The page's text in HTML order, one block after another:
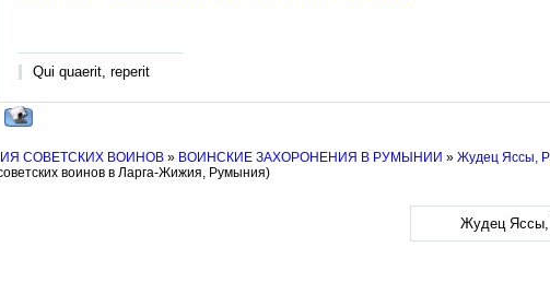
Qui quaerit, reperit
СОВЕТСКИХ ВОИНОВ » ВОИНСКИЕ ЗАХОРОНЕНИЯ В РУМЫНИИ » Жудец Яссы,
воинов в Ларга-Жижия, Румыния)